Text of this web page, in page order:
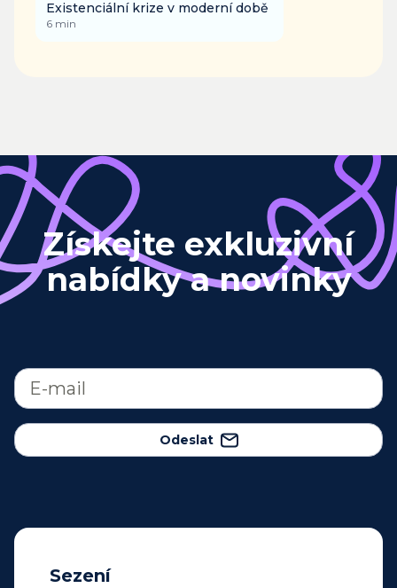
Existenciální krize v moderní době
6 min
Získejte exkluzivní
nabídky a novinky
Odeslat
Sezení